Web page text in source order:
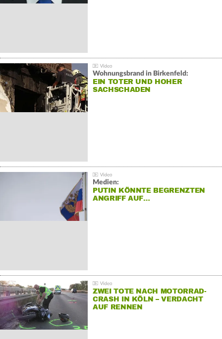
Wohnungsbrand in Birkenfeld:
EIN TOTER UND HOHER
SACHSCHADEN
Medien:
PUTIN KÖNNTE BEGRENZTEN
ANGRIFF AUF…
ZWEI TOTE NACH MOTORRAD-
CRASH IN KÖLN – VERDACHT
AUF RENNEN